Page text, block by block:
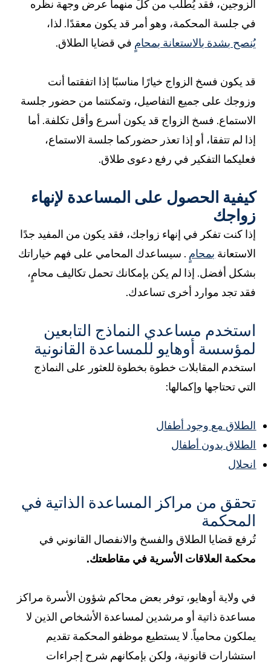
الزوجين، فقد يُطلب من كلٍّ منهما عرض وجهة نظره
في جلسة المحكمة، وهو أمر قد يكون معقدًا. لذا،
يُنصح بشدة بالاستعانة بمحامٍفي قضايا الطلاق.
قد يكون فسخ الزواج خيارًا مناسبًا إذا اتفقتما أنت
وزوجك على جميع التفاصيل، وتمكنتما من حضور جلسة
الاستماع. فسخ الزواج قد يكون أسرع وأقل تكلفة. أما
إذا لم تتفقا، أو إذا تعذر حضوركما جلسة الاستماع،
فعليكما التفكير في رفع دعوى طلاق.
كيفية الحصول على المساعدة لإنهاء
زواجك
إذا كنت تفكر في إنهاء زواجك، فقد يكون من المفيد جدًا
الاستعانةبمحامٍ. سيساعدك المحامي على فهم خياراتك
بشكل أفضل. إذا لم يكن بإمكانك تحمل تكاليف محامٍ،
فقد تجد موارد أخرى تساعدك.
استخدم مساعدي النماذج التابعين
لمؤسسة أوهايو للمساعدة القانونية
استخدم المقابلات خطوة بخطوة للعثور على النماذج
التي تحتاجها وإكمالها:
الطلاق مع وجود أطفال
الطلاق بدون أطفال
انحلال
تحقق من مراكز المساعدة الذاتية في
المحكمة
تُرفع قضايا الطلاق والفسخ والانفصال القانوني في
محكمة العلاقات الأسرية في مقاطعتك.
في ولاية أوهايو، توفر بعض محاكم شؤون الأسرة مراكز
مساعدة ذاتية أو مرشدين لمساعدة الأشخاص الذين لا
يملكون محامياً. لا يستطيع موظفو المحكمة تقديم
استشارات قانونية، ولكن بإمكانهم شرح إجراءات